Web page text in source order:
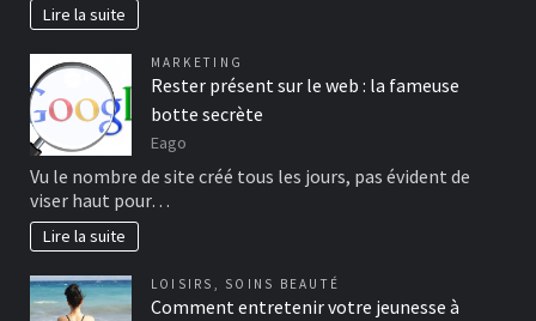
Lire la suite
MARKETING
Rester présent sur le web : la fameuse
botte secrète
Eago
Vu le nombre de site créé tous les jours, pas évident de
viser haut pour…
Lire la suite
LOISIRS , SOINS BEAUTÉ
Comment entretenir votre jeunesse à